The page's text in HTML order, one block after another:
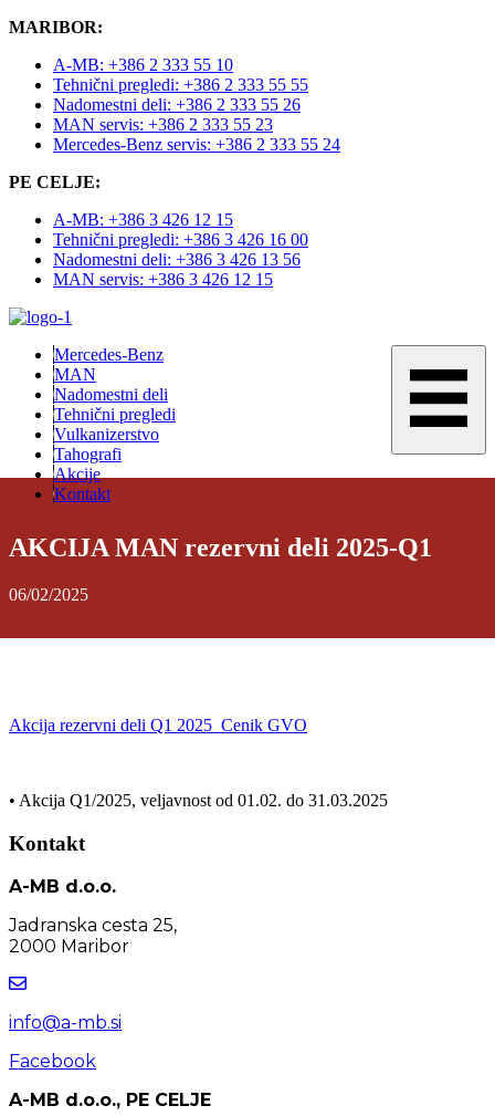
MARIBOR:
A-MB: +386 2 333 55 10
Tehnični pregledi: +386 2 333 55 55
Nadomestni deli: +386 2 333 55 26
MAN servis: +386 2 333 55 23
Mercedes-Benz servis: +386 2 333 55 24
PE CELJE:
A-MB: +386 3 426 12 15
Tehnični pregledi: +386 3 426 16 00
Nadomestni deli: +386 3 426 13 56
MAN servis: +386 3 426 12 15
Mercedes-Benz
MAN
Nadomestni deli
Tehnični pregledi
Vulkanizerstvo
Tahografi
Akcije
Kontakt
AKCIJA MAN rezervni deli 2025-Q1
06/02/2025
Akcija rezervni deli Q1 2025_Cenik GVO
• Akcija Q1/2025, veljavnost od 01.02. do 31.03.2025
Kontakt
A-MB d.o.o.
Jadranska cesta 25,
2000 Maribor
info@a-mb.si
Facebook
A-MB d.o.o., PE CELJE